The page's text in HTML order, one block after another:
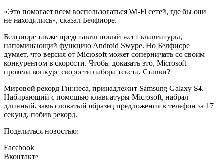
«Это помогает всем воспользоваться Wi-Fi сетей, где бы они
не находились», сказал Белфиоре.
Белфиоре также представил новый жест клавиатуры,
напоминающий функцию Android Swype. Но Белфиоре
думает, что версия от Microsoft может соперничать со своим
конкурентом в скорости. Чтобы доказать это, Microsoft
провела конкурс скорости набора текста. Ставки?
Мировой рекорд Гиннеса, принадлежит Samsung Galaxy S4.
Набирающий с помощью клавиатуры Microsoft, набрал
длинный, замысловатый образец предложения в телефон за 17
секунд, побив рекорд.
Поделиться новостью:
Facebook
Вконтакте